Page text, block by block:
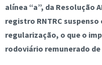
alínea “a”, da Resolução
registro RNTRC
regularização, o que o
rodoviário remunerado de